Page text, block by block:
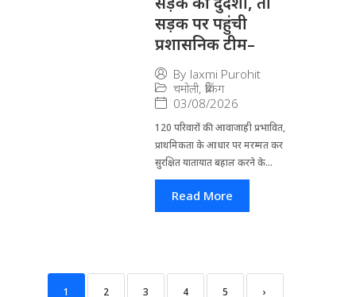
सड़क पर पहुंची
प्रशासनिक टीम–
By laxmi Purohit
चमोली, ब्रेकिंग
03/08/2026
120 परिवारों की आवाजाही प्रभावित,
प्राथमिकता के आधार पर मरम्मत कर
सुरक्षित यातायात बहाल करने के...
Read More
1 2 3 4 5 ›